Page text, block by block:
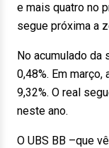
e mais quatro no
segue próxima a
No acumulado da
0,48%. Em
9,32%. O real
neste ano.
O UBS BB –que